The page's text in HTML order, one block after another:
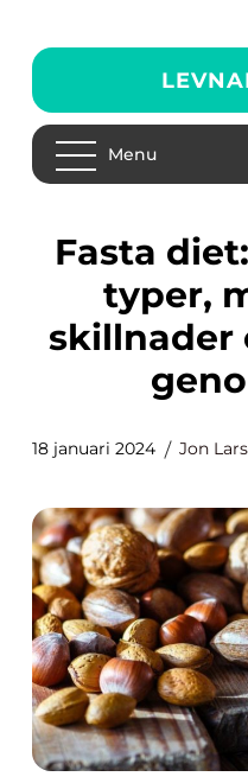
Menu
Fasta diet: En översikt,
typer,
skillnader
18 januari 2024 Jon